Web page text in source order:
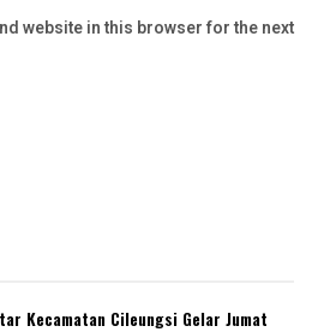
website in this browser for the next
Kecamatan Cileungsi Gelar Jumat